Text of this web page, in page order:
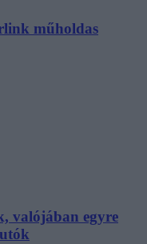
műholdas
valójában egyre